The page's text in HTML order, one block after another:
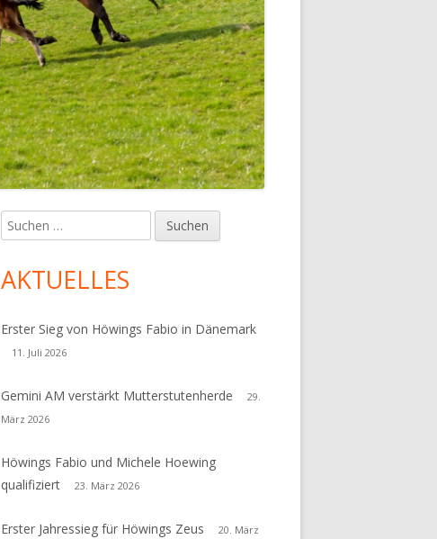
Haupt-
Seitenleiste
Suchen
nach:
AKTUELLES
Erster Sieg von Höwings Fabio in Dänemark
11. Juli 2026
Gemini AM verstärkt Mutterstutenherde
29.
März 2026
Höwings Fabio und Michele Hoewing
qualifiziert
23. März 2026
Erster Jahressieg für Höwings Zeus
20. März